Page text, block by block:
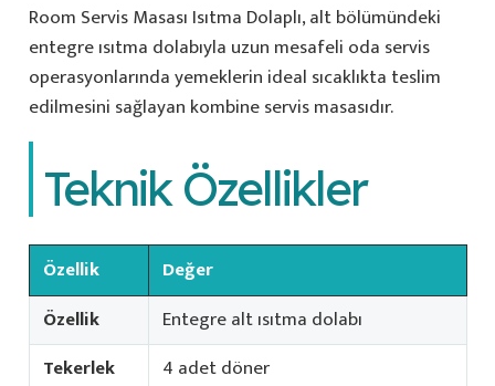
Room Servis Masası Isıtma Dolaplı, alt bölümündeki
entegre ısıtma dolabıyla uzun mesafeli oda servis
operasyonlarında yemeklerin ideal sıcaklıkta teslim
edilmesini sağlayan kombine servis masasıdır.
Teknik Özellikler
Özellik
Değer
Özellik
Entegre alt ısıtma dolabı
Tekerlek
4 adet döner